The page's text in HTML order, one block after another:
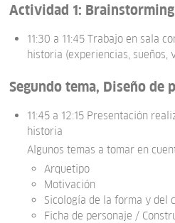
Actividad 1: Brainstorming
11:30 a 11:45 Trabajo en sala
historia (experiencias, sueños,
Segundo tema, Diseño de
11:45 a 12:15 Presentación
historia
Algunos temas a tomar en
Arquetipo
Motivación
Sicología de la forma y del
Ficha de personaje /